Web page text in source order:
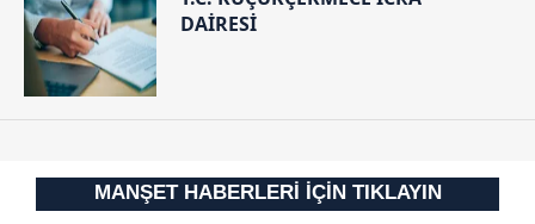
Çerezlere ilişkin tercihlerinizi aşağıda yer alan panel
vasıtasıyla belirleyebilirsiniz. Çerezlere ilişkin detaylı bilgi
için Ayarlar butonuna tıklayabilir,
Metnimiziziyaret edebilirsiniz.
hazırlanmış Aydınlatma Metnimizi okumak ve sitemizde
ilgili mevzuata uygun olarak kullanılan çerezlerle ilgili bilgi
DAİRESİ
MANŞET HABERLERİ İÇİN TIKLAYIN